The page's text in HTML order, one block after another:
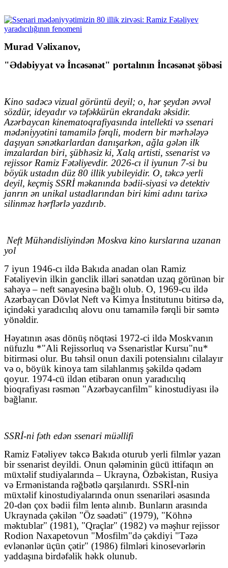
Murad Vəlixanov,
"Ədəbiyyat və İncəsənət" portalının İncəsənət şöbəsi
Kino sadəcə vizual görüntü deyil; o, hər şeydən əvvəl
sözdür, ideyadır və təfəkkürün ekrandakı əksidir.
Azərbaycan kinematoqrafiyasında intellekti və ssenari
mədəniyyətini tamamilə fərqli, modern bir mərhələyə
daşıyan sənətkarlardan danışarkən, ağla gələn ilk
imzalardan biri, şübhəsiz ki, Xalq artisti, ssenarist və
rejissor Ramiz Fətəliyevdir. 2026-cı il iyunun 7-si bu
böyük ustadın düz 80 illik yubileyidir. O, təkcə yerli
deyil, keçmiş SSRİ məkanında bədii-siyasi və detektiv
janrın ən unikal ustadlarından biri kimi adını tarixə
silinməz hərflərlə yazdırıb.
Neft Mühəndisliyindən Moskva kino kurslarına uzanan
yol
7 iyun 1946-cı ildə Bakıda anadan olan Ramiz
Fətəliyevin ilkin gənclik illəri sənətdən uzaq görünən bir
sahəyə – neft sənayesinə bağlı olub. O, 1969-cu ildə
Azərbaycan Dövlət Neft və Kimya İnstitutunu bitirsə də,
içindəki yaradıcılıq alovu onu tamamilə fərqli bir səmtə
yönəldir.
Həyatının əsas dönüş nöqtəsi 1972-ci ildə Moskvanın
nüfuzlu *"Ali Rejissorluq və Ssenaristlər Kursu"nu*
bitirməsi olur. Bu təhsil onun daxili potensialını cilalayır
və o, böyük kinoya tam silahlanmış şəkildə qədəm
qoyur. 1974-cü ildən etibarən onun yaradıcılıq
bioqrafiyası rəsmən "Azərbaycanfilm" kinostudiyası ilə
bağlanır.
SSRİ-ni fəth edən ssenari müəllifi
Ramiz Fətəliyev təkcə Bakıda oturub yerli filmlər yazan
bir ssenarist deyildi. Onun qələminin gücü ittifaqın ən
müxtəlif studiyalarında – Ukrayna, Özbəkistan, Rusiya
və Ermənistanda rəğbətlə qarşılanırdı. SSRİ-nin
müxtəlif kinostudiyalarında onun ssenariləri əsasında
20-dən çox bədii film lentə alınıb. Bunların arasında
Ukraynada çəkilən "Öz səadəti" (1979), "Köhnə
məktublar" (1981), "Qraçlar" (1982) və məşhur rejissor
Rodion Naxapetovun "Mosfilm"də çəkdiyi "Təzə
evlənənlər üçün çətir" (1986) filmləri kinosevərlərin
yaddaşına birdəfəlik həkk olunub.